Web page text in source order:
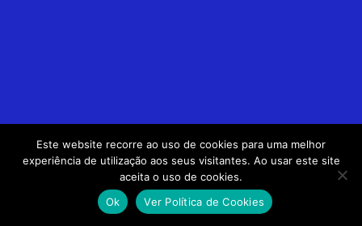
Este website recorre ao uso de cookies para uma melhor
experiência de utilização aos seus visitantes. Ao usar este site
aceita o uso de cookies.
Ok
Ver Política de Cookies